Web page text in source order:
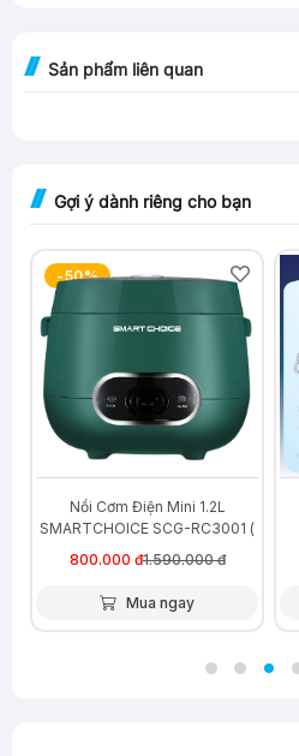
Sản phẩm liên quan
Gợi ý dành riêng cho bạn
-50%
Nồi Cơm Điện Mini 1.2L
SMARTCHOICE SCG-RC3001 (
5 màu )
800.000 đ1.590.000 đ
Mua ngay